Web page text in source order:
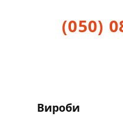
(050)
Вироби